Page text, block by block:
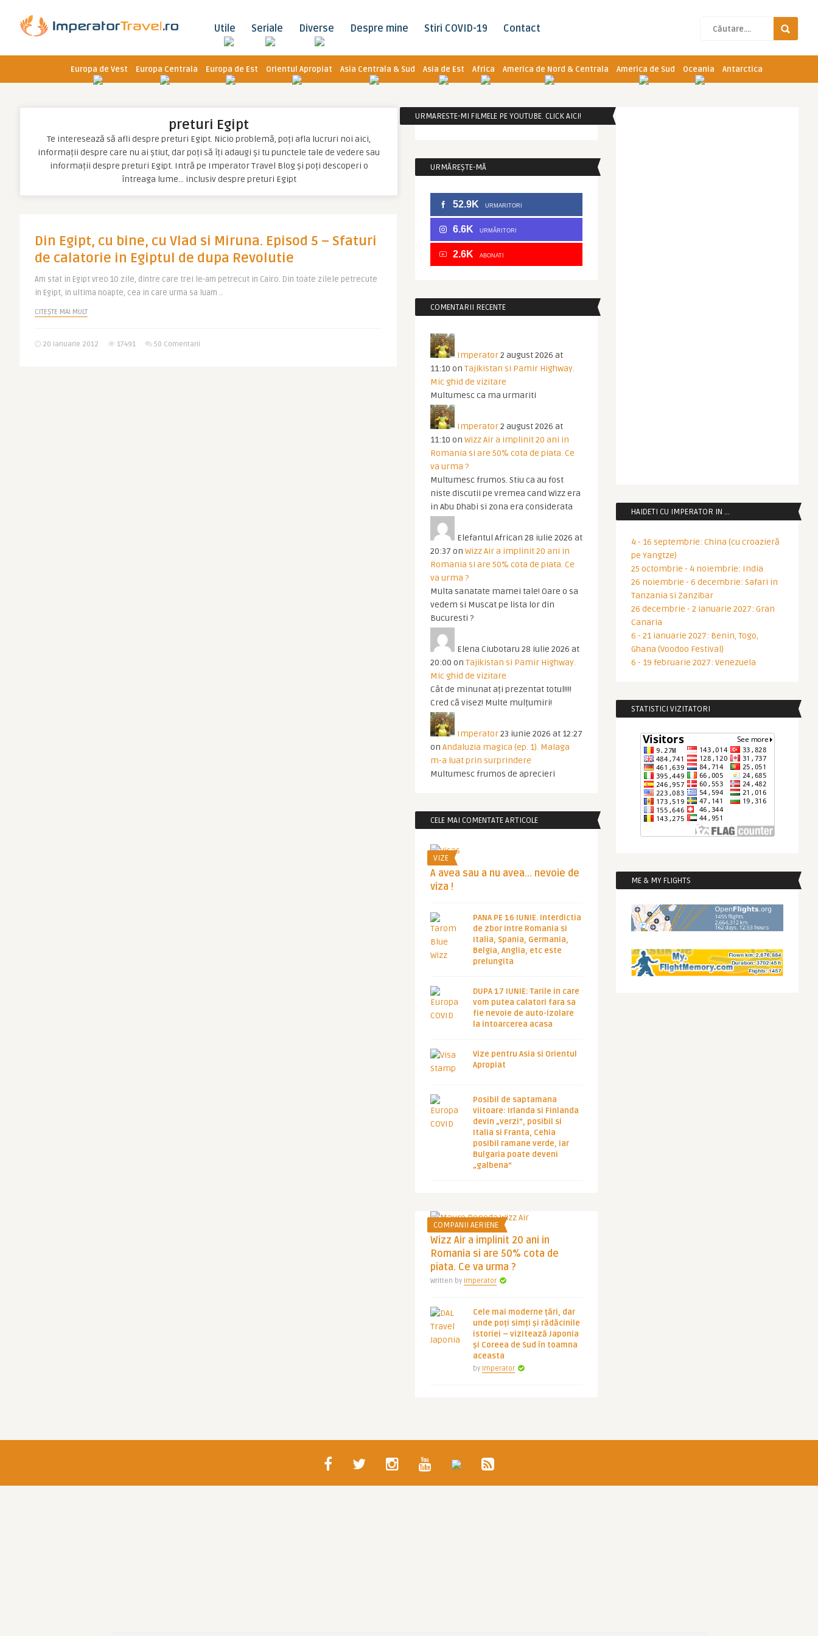
Utile Seriale Diverse Despre mine Stiri COVID-19 Contact
Europa de Vest Europa Centrala Europa de Est Orientul Apropiat Asia Centrala & Sud Asia de Est Africa America de Nord & Centrala America de Sud Oceania Antarctica
preturi Egipt
Te interesează să afli despre preturi Egipt. Nicio problemă, poți afla lucruri noi aici,
informații despre care nu ai știut, dar poți să îți adaugi și tu punctele tale de vedere sau
informații despre preturi Egipt. Intră pe Imperator Travel Blog și poți descoperi o
întreaga lume… inclusiv despre preturi Egipt
Din Egipt, cu bine, cu Vlad si Miruna. Episod 5 – Sfaturi
de calatorie in Egiptul de dupa Revolutie
Am stat in Egipt vreo 10 zile, dintre care trei le-am petrecut in Cairo. Din toate zilele petrecute
in Egipt, in ultima noapte, cea in care urma sa luam ..
CITEȘTE MAI MULT
20 ianuarie 2012 17491 50 Comentarii
URMARESTE-MI FILMELE PE YOUTUBE. CLICK AICI!
URMĂREȘTE-MĂ
52.9K URMARITORI
6.6K URMĂRITORI
2.6K ABONATI
COMENTARII RECENTE
Imperator2 august 2026 at
11:10 on Tajikistan si Pamir Highway.
Mic ghid de vizitare
Multumesc ca ma urmariti
Imperator2 august 2026 at
11:10 on Wizz Air a implinit 20 ani in
Romania si are 50% cota de piata. Ce
va urma ?
Multumesc frumos. Stiu ca au fost
niste discutii pe vremea cand Wizz era
in Abu Dhabi si zona era considerata
Elefantul African 28 iulie 2026 at
20:37 on Wizz Air a implinit 20 ani in
Romania si are 50% cota de piata. Ce
va urma ?
Multa sanatate mamei tale! Oare o sa
vedem si Muscat pe lista lor din
Bucuresti ?
Elena Ciubotaru 28 iulie 2026 at
20:00 on Tajikistan si Pamir Highway.
Mic ghid de vizitare
Cât de minunat ați prezentat totul!!!!
Cred că visez! Multe mulțumiri!
Imperator23 iunie 2026 at 12:27
on Andaluzia magica (ep. 1). Malaga
m-a luat prin surprindere
Multumesc frumos de aprecieri
CELE MAI COMENTATE ARTICOLE
VIZE
A avea sau a nu avea… nevoie de
viza !
PANA PE 16 IUNIE. Interdictia
de zbor intre Romania si
Italia, Spania, Germania,
Belgia, Anglia, etc este
prelungita
DUPA 17 IUNIE: Tarile in care
vom putea calatori fara sa
fie nevoie de auto-izolare
la intoarcerea acasa
Vize pentru Asia si Orientul
Apropiat
Posibil de saptamana
viitoare: Irlanda si Finlanda
devin „verzi”, posibil si
Italia si Franta, Cehia
posibil ramane verde, iar
Bulgaria poate deveni
„galbena”
COMPANII AERIENE
Wizz Air a implinit 20 ani in
Romania si are 50% cota de
piata. Ce va urma ?
Written by Imperator
Cele mai moderne țări, dar
unde poți simți și rădăcinile
istoriei – vizitează Japonia
și Coreea de Sud în toamna
aceasta
by Imperator
HAIDETI CU IMPERATOR IN …
4 - 16 septembrie: China (cu croazieră
pe Yangtze)
25 octombrie - 4 noiembrie: India
26 noiembrie - 6 decembrie: Safari in
Tanzania si Zanzibar
26 decembrie - 2 ianuarie 2027: Gran
Canaria
6 - 21 ianuarie 2027: Benin, Togo,
Ghana (Voodoo Festival)
6 - 19 februarie 2027: Venezuela
STATISTICI VIZITATORI
ME & MY FLIGHTS